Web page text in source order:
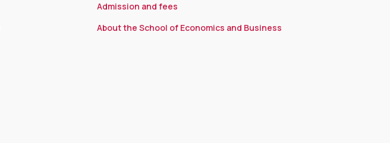
Admission and fees
About the School of Economics and Business